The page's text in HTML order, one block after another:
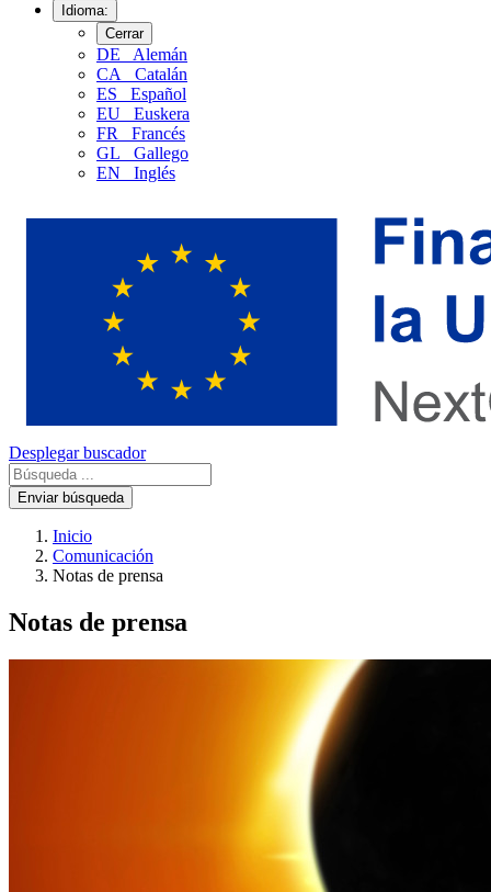
Idioma:
Cerrar
DE
Alemán
CA
Catalán
ES
Español
EU
Euskera
FR
Francés
GL
Gallego
EN
Inglés
Desplegar buscador
Enviar búsqueda
Inicio
Comunicación
Notas de prensa
Notas de prensa